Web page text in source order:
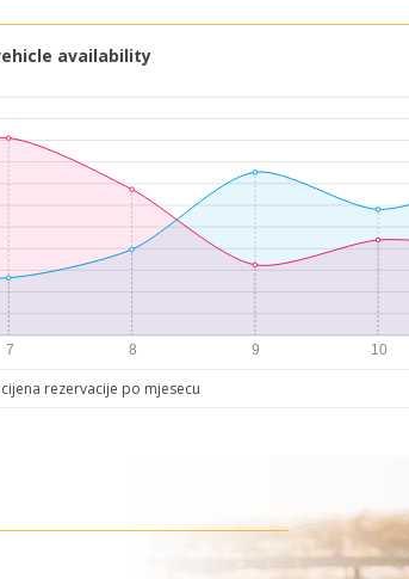
availability
rezervacije po mjesecu